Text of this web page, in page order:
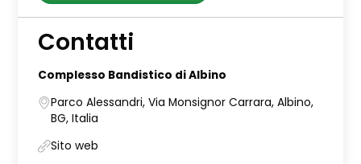
Contatti
Complesso Bandistico di Albino
Parco Alessandri, Via Monsignor Carrara, Albino,
BG, Italia
Sito web